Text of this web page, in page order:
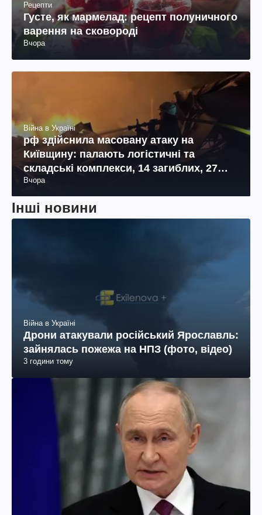
Рецепти
Густе, як мармелад: рецепт полуничного
варення на сковороді
Вчора
Війна в Україні
рф здійснила масовану атаку на
Київщину: палають логістичні та
складські комплекси, 14 загиблих, 27
поранених (фото, відео)
Вчора
Інші новини
Війна в Україні
Дрони атакували російський Ярославль:
зайнялась пожежа на НПЗ (фото, відео)
3 години тому